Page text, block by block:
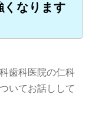
くなります
歯科医院の仁科
いてお話しして